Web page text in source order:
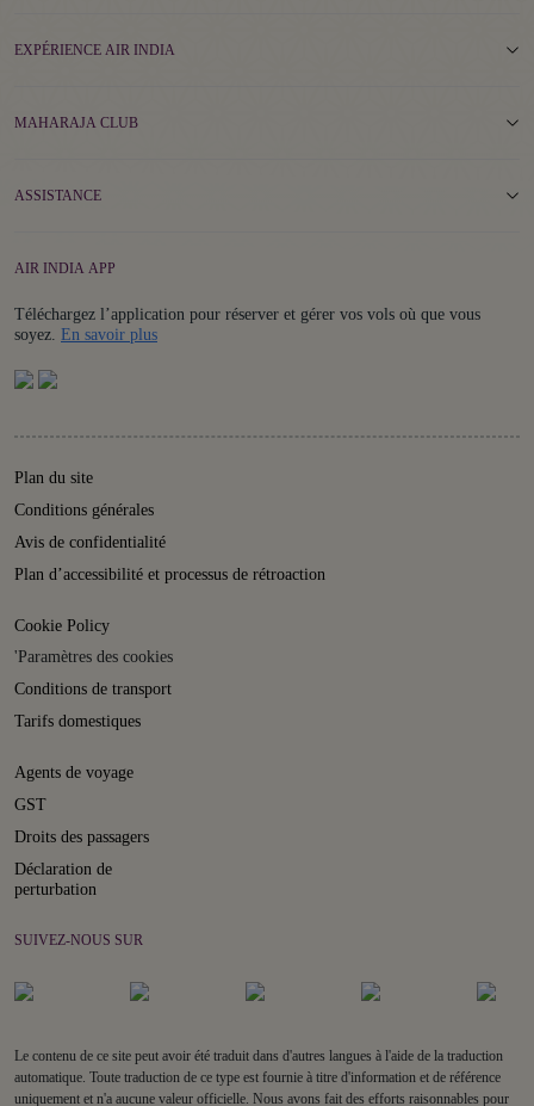
EXPÉRIENCE AIR INDIA
MAHARAJA CLUB
ASSISTANCE
AIR INDIA APP
Téléchargez l’application pour réserver et gérer vos vols où que vous
soyez. En savoir plusDetails
Plan du site
Conditions générales
Avis de confidentialité
Plan d’accessibilité et processus de rétroaction
Cookie Policy
'Paramètres des cookies
Conditions de transport
Tarifs domestiques
Agents de voyage
GST
Droits des passagers
Déclaration de
perturbation
SUIVEZ-NOUS SUR
Le contenu de ce site peut avoir été traduit dans d'autres langues à l'aide de la traduction
automatique. Toute traduction de ce type est fournie à titre d'information et de référence
uniquement et n'a aucune valeur officielle. Nous avons fait des efforts raisonnables pour